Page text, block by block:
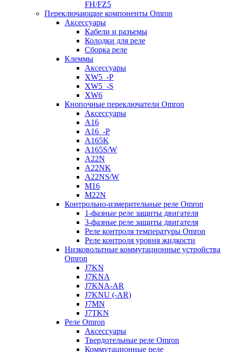
FH/FZ5
Переключающие компоненты Omron
Аксессуары
Кабели и разъемы
Колодки для реле
Сборка реле
Клеммы
Аксессуары
XW5_-P
XW5_-S
XW6
Кнопочные переключатели Omron
Аксессуары
A16
A16_-P
A165K
A165S/W
A22N
A22NK
A22NS/W
M16
M22N
Контрольно-измерительные реле Omron
1-фазные реле защиты двигателя
3-фазные реле защиты двигателя
Реле контроля температуры Omron
Реле контроля уровня жидкости
Низковольтные коммутационные устройства
Omron
J7KN
J7KNA
J7KNA-AR
J7KNU (-AR)
J7MN
J7TKN
Реле Omron
Аксессуары
Твердотельные реле Omron
Коммутационные реле